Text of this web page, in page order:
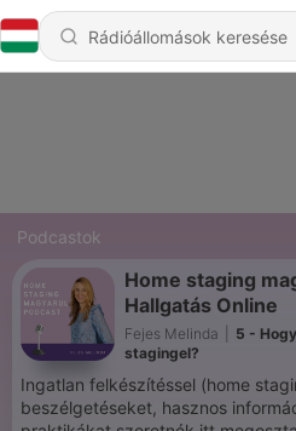
Podcastok
Home staging
Hallgatás Online
Fejes Melinda
5 -
stagingel?
Ingatlan felkészítéssel (home
beszélgetéseket, hasznos